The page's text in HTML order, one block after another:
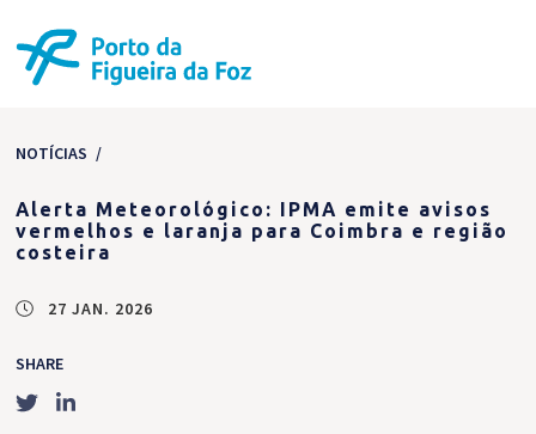
NOTÍCIAS /
Alerta Meteorológico: IPMA emite avisos
vermelhos e laranja para Coimbra e região
costeira
27 JAN. 2026
SHARE